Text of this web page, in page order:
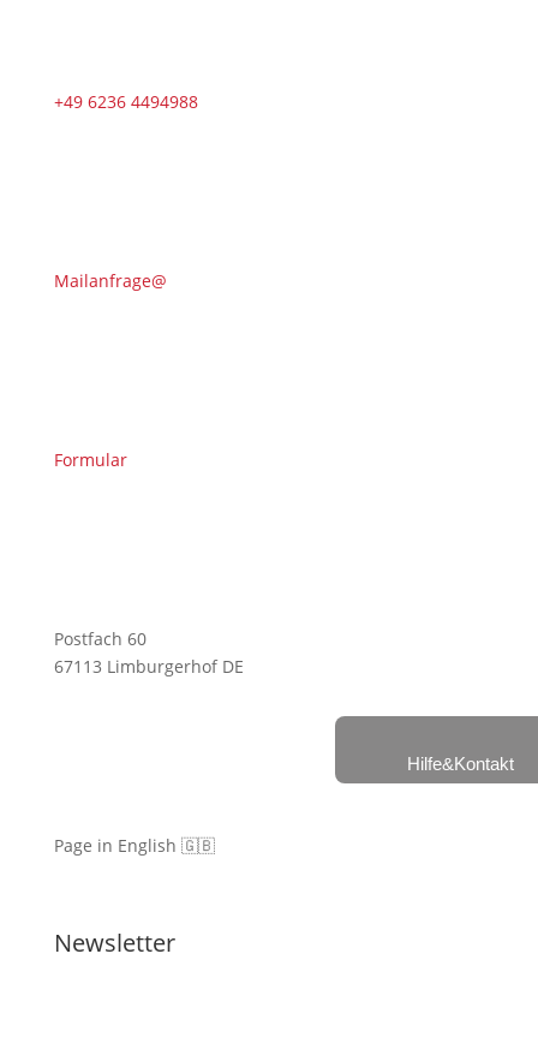
+49 6236 4494988
Mailanfrage@
Formular
Postfach 60
67113 Limburgerhof DE
Page in English 🇬🇧
Newsletter
Hilfe&Kontakt